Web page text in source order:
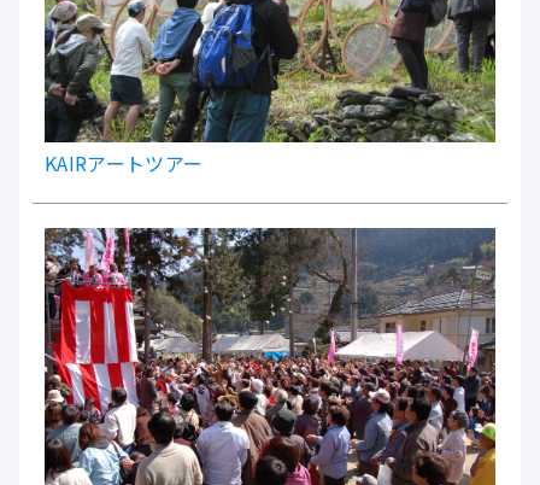
KAIRアートツアー